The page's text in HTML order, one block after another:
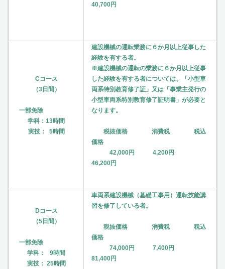
40,700円
Cコース
（3日間）
一部免除
学科：13時間
実技： 5時間
建設機械の運転業務に６か月以上従事した
経験を有する者。
※建設機械の運転の業務に６か月以上従事
した経験を有する者については、「小型車
両系特別教育修了証」又は「事業主発行の
小型車両系特別教育修了証明書」が必要と
なります。
税抜価格 消費税 税込
価格
42,000円 4,200円
46,200円
Dコース
（5日間）
一部免除
学科： 9時間
実技： 25時間
車両系建設機械（基礎工事用）運転技能講
習を修了している者。
税抜価格 消費税 税込
価格
74,000円 7,400円
81,400円